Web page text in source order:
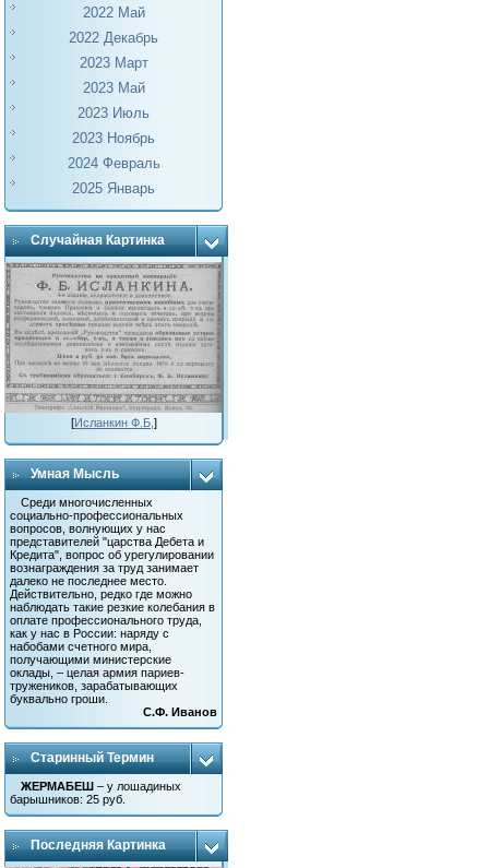
2022 Май
2022 Декабрь
2023 Март
2023 Май
2023 Июль
2023 Ноябрь
2024 Февраль
2025 Январь
Случайная Картинка
[Исланкин Ф.Б, ]
Умная Мысль
Среди многочисленных
социально-профессиональных
вопросов, волнующих у нас
представителей "царства Дебета и
Кредита", вопрос об урегулировании
вознаграждения за труд занимает
далеко не последнее место.
Действительно, редко где можно
наблюдать такие резкие колебания в
оплате профессионального труда,
как у нас в России: наряду с
набобами счетного мира,
получающими министерские
оклады, – целая армия париев-
тружеников, зарабатывающих
буквально гроши.
С.Ф. Иванов
Старинный Термин
ЖЕРМАБЕШ – у лошадиных
барышников: 25 руб.
Последняя Картинка